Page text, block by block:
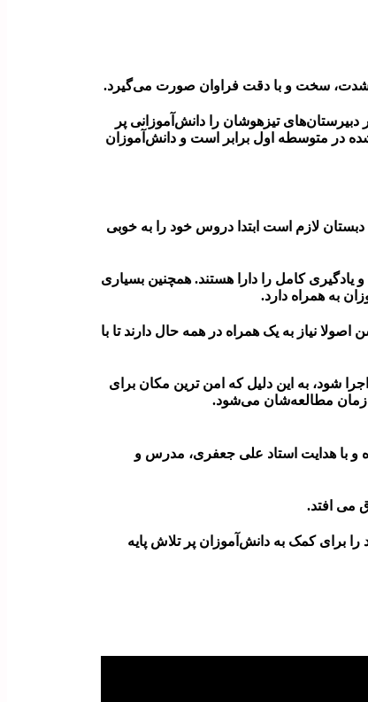
شدت، سخت و با دقت فراوان صورت می‌گیرد.
تیزهوشان را دانش‌آموزانی پر
در متوسطه اول برابر است و دانش‌آموزان
لازم است ابتدا دروس خود را به خوبی
کامل را دارا هستند. همچنین بسیاری
به همراه دارد.
نیاز به یک همراه در همه حال دارند تا با
شود، به این دلیل که امن ترین مکان برای
زمان مطالعه‌شان می‌شود.
و با هدایت استاد علی جعفری، مدرس و
می افتد.
برای کمک به دانش‌آموزان پر تلاش پایه